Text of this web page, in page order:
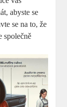
abyste se
se na to, že
společně